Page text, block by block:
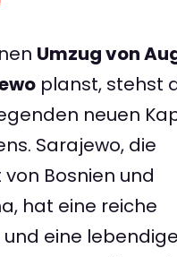
Umzug von
planst, stehst
neuen
Sarajewo, die
Bosnien und
hat eine reiche
eine